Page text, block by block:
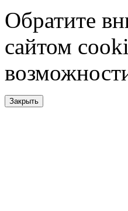
Обратите
сайтом
Закрыть